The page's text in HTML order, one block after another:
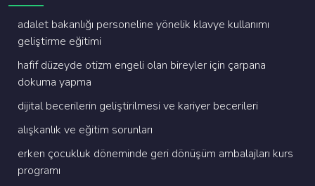
adalet bakanliği personeli̇ne yöneli̇k klavye kullanimi
geli̇şti̇rme eği̇ti̇mi̇
hafi̇f düzeyde oti̇zm engeli̇ olan bi̇reyler i̇çi̇n çarpana
dokuma yapma
di̇ji̇tal beceri̇leri̇n geli̇şti̇ri̇lmesi̇ ve kari̇yer beceri̇leri̇
alişkanlik ve eği̇ti̇m sorunlari
erken çocukluk dönemi̇nde geri̇ dönüşüm ambalajlari kurs
programi